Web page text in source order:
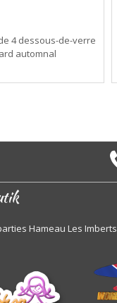
4 dessous-de-verre
automnal
Hameau Les Imberts